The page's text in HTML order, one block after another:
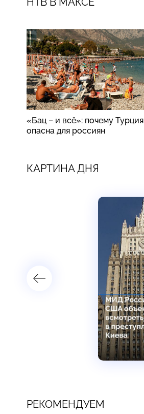
«Бац – и всё»: почему Турция
опасна для россиян
КАРТИНА ДНЯ
РЕКОМЕНДУЕМ